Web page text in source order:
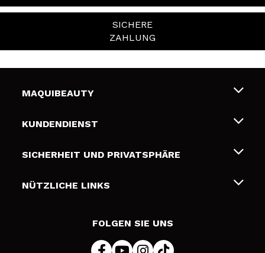
SICHERE
ZAHLUNG
MAQUIBEAUTY
Über uns
Geschenkkarten
KUNDENDIENST
Liefer- und Versandkosten
Zahlung
SICHERHEIT UND PRIVATSPHÄRE
Bedingungen und Datenschutz
NÜTZLICHE LINKS
FOLGEN SIE UNS